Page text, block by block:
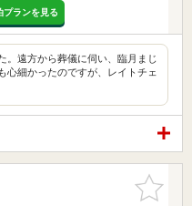
プランを見る
。遠方から葬儀に伺い、臨月まじ
心細かったのですが、レイトチェ
お気に入
りに追加